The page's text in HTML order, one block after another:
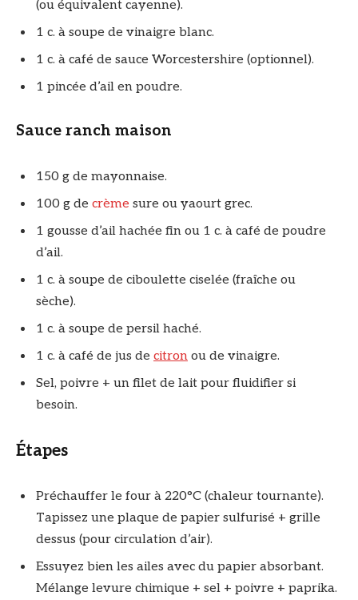
(ou équivalent cayenne).
1 c. à soupe de vinaigre blanc.
1 c. à café de sauce Worcestershire (optionnel).
1 pincée d’ail en poudre.
Sauce ranch maison
150 g de mayonnaise.
100 g de crème sure ou yaourt grec.
1 gousse d’ail hachée fin ou 1 c. à café de poudre
d’ail.
1 c. à soupe de ciboulette ciselée (fraîche ou
sèche).
1 c. à soupe de persil haché.
1 c. à café de jus de citron ou de vinaigre.
Sel, poivre + un filet de lait pour fluidifier si
besoin.
Étapes
Préchauffer le four à 220°C (chaleur tournante).
Tapissez une plaque de papier sulfurisé + grille
dessus (pour circulation d’air).
Essuyez bien les ailes avec du papier absorbant.
Mélange levure chimique + sel + poivre + paprika.